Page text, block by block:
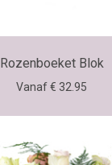
Rozenboeket Blok
Vanaf € 32.95